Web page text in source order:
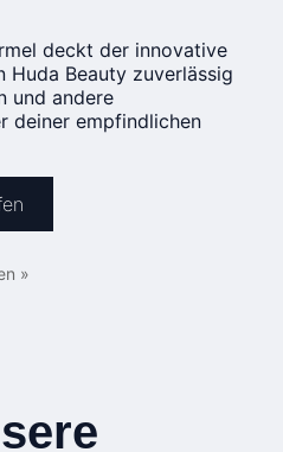
deckt der innovative
Huda Beauty zuverlässig
und andere
deiner empfindlichen
»